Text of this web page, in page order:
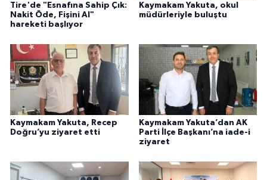
Tire'de "Esnafına Sahip Çık:
Nakit Öde, Fişini Al"
hareketi başlıyor
Kaymakam Yakuta, okul
müdürleriyle buluştu
Kaymakam Yakuta, Recep
Doğru’yu ziyaret etti
Kaymakam Yakuta’dan AK
Parti İlçe Başkanı’na iade-i
ziyaret